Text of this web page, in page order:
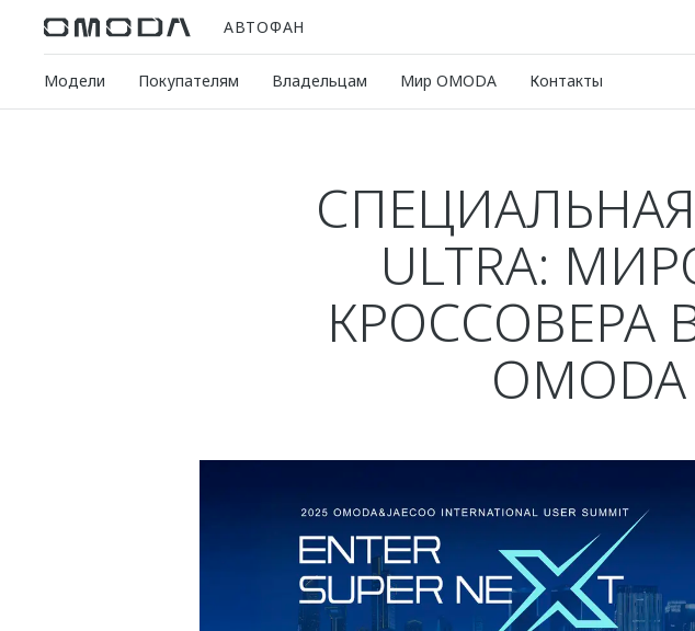
АВТОФАН
Модели Покупателям Владельцам Мир OMODA Контакты
СПЕЦИАЛЬНАЯ
ULTRA:
КРОССОВЕРА